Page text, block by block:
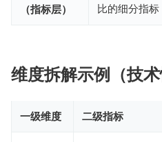
（指标层）
比的细分指标
维度拆解示例（技术
一级维度 二级指标